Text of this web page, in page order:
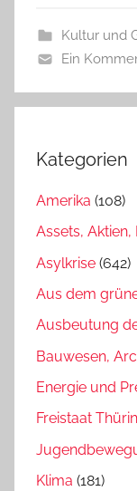
Kultur und
Ein
Kategorien
Amerika (108)
Assets,
Asylkrise (642)
Aus dem
Ausbeutung
Bauwesen,
Energie und
Freistaat
Klima (181)